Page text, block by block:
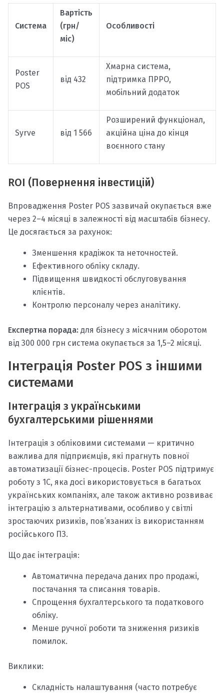
Система
Вартість
(грн/
міс)
Особливості
Poster
POS
від 432
Хмарна система,
підтримка ПРРО,
мобільний додаток
Syrve від 1 566
Розширений функціонал,
акційна ціна до кінця
воєнного стану
ROI (Повернення інвестицій)
Впровадження Poster POS зазвичай окупається вже
через 2–4 місяці в залежності від масштабів бізнесу.
Це досягається за рахунок:
Зменшення крадіжок та неточностей.
Ефективного обліку складу.
Підвищення швидкості обслуговування
клієнтів.
Контролю персоналу через аналітику.
Експертна порада: для бізнесу з місячним оборотом
від 300 000 грн система окупається за 1,5–2 місяці.
Інтеграція Poster POS з іншими
системами
Інтеграція з українськими
бухгалтерськими рішеннями
Інтеграція з обліковими системами — критично
важлива для підприємців, які прагнуть повної
автоматизації бізнес-процесів. Poster POS підтримує
роботу з 1С, яка досі використовується в багатьох
українських компаніях, але також активно розвиває
інтеграцію з альтернативами, особливо у світлі
зростаючих ризиків, пов’язаних із використанням
російського ПЗ.
Що дає інтеграція:
Автоматична передача даних про продажі,
постачання та списання товарів.
Спрощення бухгалтерського та податкового
обліку.
Менше ручної роботи та зниження ризиків
помилок.
Виклики:
Складність налаштування (часто потребує